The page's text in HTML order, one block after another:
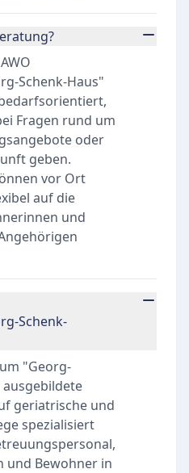
Schenk-Haus"
Fragen rund um
oder
geben.
vor Ort
auf die
und
Schenk-
"Georg-
geriatrische und
spezialisiert
und Bewohner in